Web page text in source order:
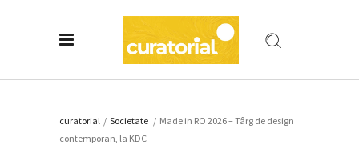
curatorial / Societate / Made in RO 2026 – Târg de design
contemporan, la KDC